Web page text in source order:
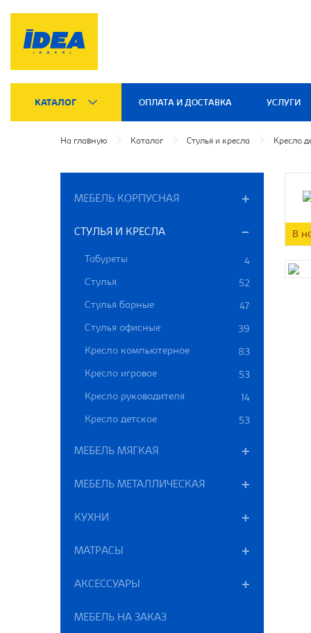
КАТАЛОГ ОПЛАТА И ДОСТАВКА УСЛУГИ
На главную Каталог Стулья и кресла Кресло
МЕБЕЛЬ КОРПУСНАЯ
СТУЛЬЯ И КРЕСЛА
Табуреты
4
Стулья
52
Стулья барные 47
Стулья офисные 39
Кресло компьютерное 83
Кресло игровое 53
Кресло руководителя 14
Кресло детское 53
МЕБЕЛЬ МЯГКАЯ
МЕБЕЛЬ МЕТАЛЛИЧЕСКАЯ
КУХНИ
МАТРАСЫ
АКСЕССУАРЫ
МЕБЕЛЬ НА ЗАКАЗ
В